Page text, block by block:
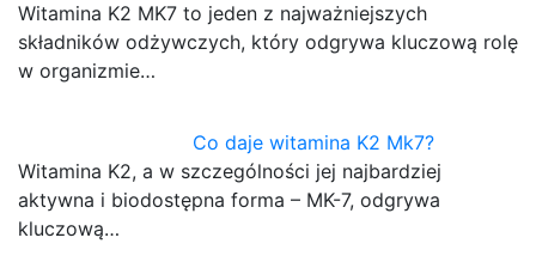
Witamina K2 MK7 to jeden z najważniejszych
składników odżywczych, który odgrywa kluczową rolę
w organizmie…
Co daje witamina K2 Mk7?
Witamina K2, a w szczególności jej najbardziej
aktywna i biodostępna forma – MK-7, odgrywa
kluczową…